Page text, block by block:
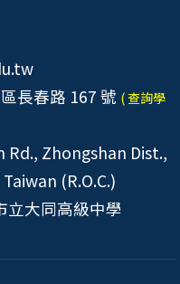
長春路 167 號 ( 查詢學
Rd., Zhongshan Dist.,
(R.O.C.)
立大同高級中學